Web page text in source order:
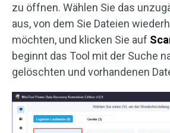
zu öffnen. Wählen Sie das
aus, von dem Sie Dateien
möchten, und klicken Sie auf
beginnt das Tool mit der Suche
gelöschten und vorhandenen